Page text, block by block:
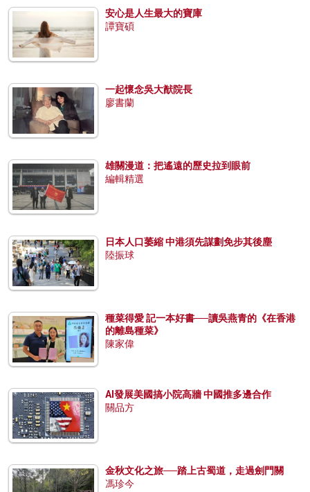
安心是人生最大的寶庫
譚寶碩
一起懷念吳大猷院長
廖書蘭
雄關漫道：把遙遠的歷史拉到眼前
編輯精選
日本人口萎縮 中港須先謀劃免步其後塵
陸振球
種菜得愛 記一本好書──讀吳燕青的《在香港
的離島種菜》
陳家偉
AI發展美國搞小院高牆 中國推多邊合作
關品方
金秋文化之旅──踏上古蜀道，走過劍門關
馮珍今